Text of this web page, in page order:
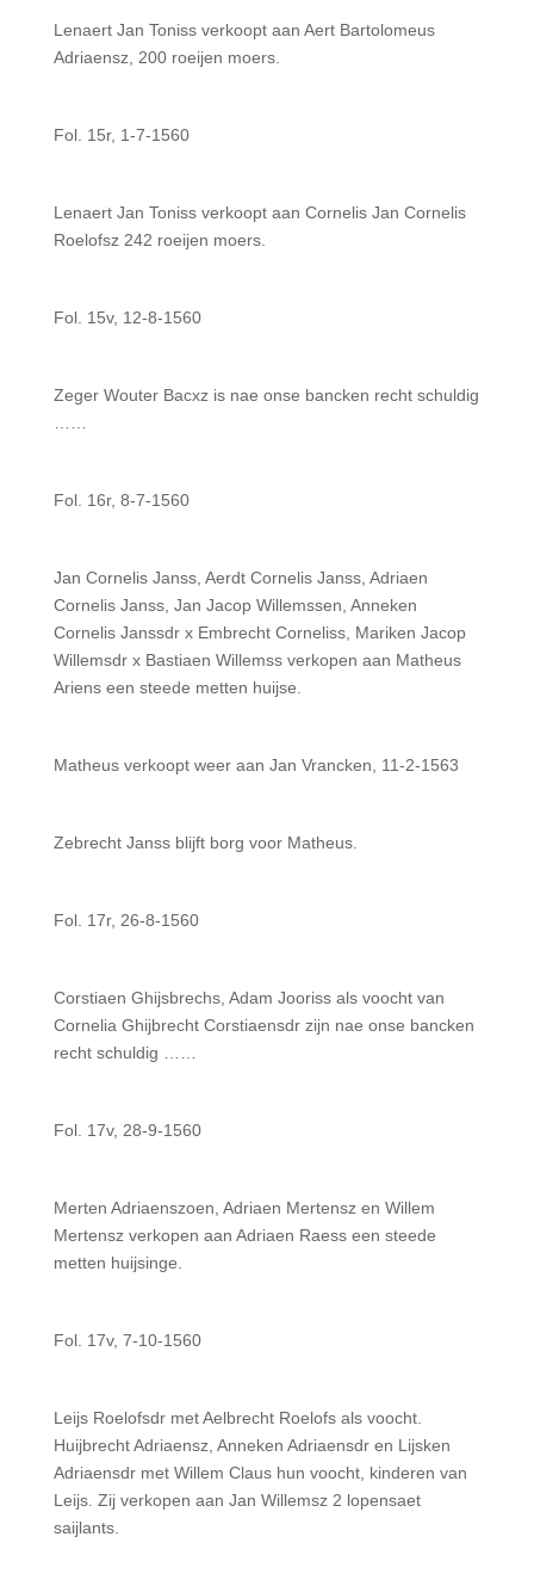
Lenaert Jan Toniss verkoopt aan Aert Bartolomeus
Adriaensz, 200 roeijen moers.
Fol. 15r, 1-7-1560
Lenaert Jan Toniss verkoopt aan Cornelis Jan Cornelis
Roelofsz 242 roeijen moers.
Fol. 15v, 12-8-1560
Zeger Wouter Bacxz is nae onse bancken recht schuldig
Fol. 16r, 8-7-1560
Jan Cornelis Janss, Aerdt Cornelis Janss, Adriaen
Cornelis Janss, Jan Jacop Willemssen, Anneken
Cornelis Janssdr x Embrecht Corneliss, Mariken Jacop
Willemsdr x Bastiaen Willemss verkopen aan Matheus
Ariens een steede metten huijse.
Matheus verkoopt weer aan Jan Vrancken, 11-2-1563
Zebrecht Janss blijft borg voor Matheus.
Fol. 17r, 26-8-1560
Corstiaen Ghijsbrechs, Adam Jooriss als voocht van
Cornelia Ghijbrecht Corstiaensdr zijn nae onse bancken
recht schuldig ……
Fol. 17v, 28-9-1560
Merten Adriaenszoen, Adriaen Mertensz en Willem
Mertensz verkopen aan Adriaen Raess een steede
metten huijsinge.
Fol. 17v, 7-10-1560
Leijs Roelofsdr met Aelbrecht Roelofs als voocht.
Huijbrecht Adriaensz, Anneken Adriaensdr en Lijsken
Adriaensdr met Willem Claus hun voocht, kinderen van
Leijs. Zij verkopen aan Jan Willemsz 2 lopensaet
saijlants.